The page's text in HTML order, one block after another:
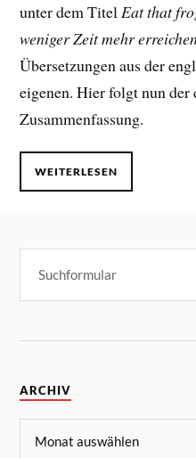
unter dem TitelEat that
weniger Zeit mehr
Übersetzungen aus der
eigenen. Hier folgt nun
Zusammenfassung.
WEITERLESEN
ARCHIV